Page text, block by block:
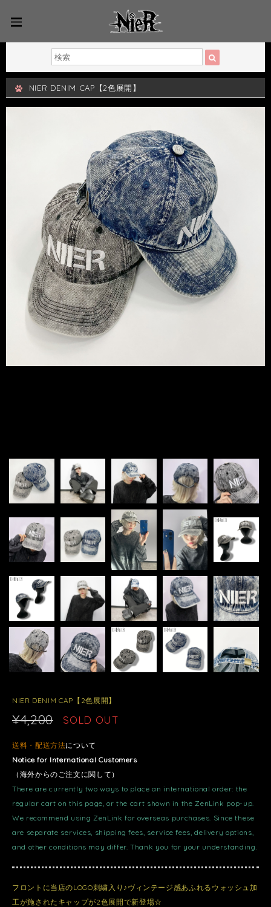
NIER DENIM CAP【2色展開】
NIER DENIM CAP【2色展開】
¥4,200 SOLD OUT
送料・配送方法について
Notice for International Customers
（海外からのご注文に関して）
There are currently two ways to place an international order: the
regular cart on this page, or the cart shown in the ZenLink pop-up.
We recommend using ZenLink for overseas purchases. Since these
are separate services, shipping fees, service fees, delivery options,
and other conditions may differ. Thank you for your understanding.
フロントに当店のLOGO刺繍入り♪ヴィンテージ感あふれるウォッシュ加
工が施されたキャップが2色展開で新登場☆